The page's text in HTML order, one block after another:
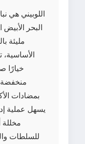
اللوبيني هي
البحر الأبيض
مليئة
الأساسية،
خيارًا
منخفضة
بمضادات
يسهل عملية
مخللة
للسلطات